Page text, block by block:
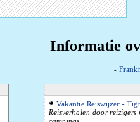
Informatie
-
Vakantie Reiswijzer -
Reisverhalen door reizigers